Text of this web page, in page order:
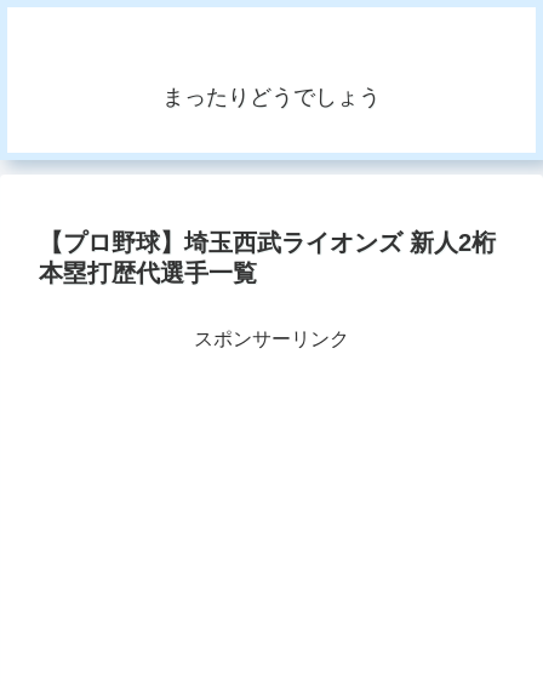
まったりどうでしょう
【プロ野球】埼玉西武ライオンズ 新人2桁
本塁打歴代選手一覧
スポンサーリンク